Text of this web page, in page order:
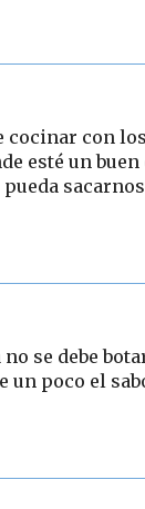
cocinar con
esté un buen
se debe
un poco el